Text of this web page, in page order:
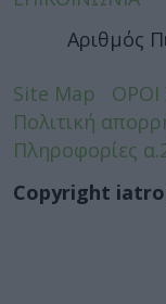
Αριθμός
Site Map
Πολιτική
Πληροφορίες
Copyright